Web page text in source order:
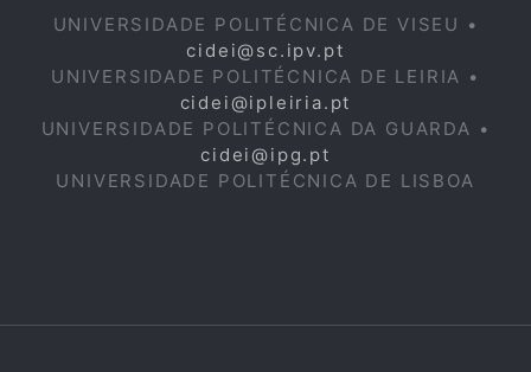
UNIVERSIDADE POLITÉCNICA DE VISEU •
cidei@sc.ipv.pt
UNIVERSIDADE POLITÉCNICA DE LEIRIA •
cidei@ipleiria.pt
UNIVERSIDADE POLITÉCNICA DA GUARDA •
cidei@ipg.pt
UNIVERSIDADE POLITÉCNICA DE LISBOA